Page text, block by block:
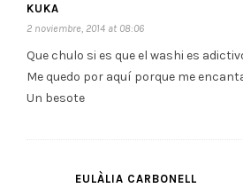
KUKA
2 noviembre, 2014 at 08:06
Que chulo si es que el washi es
Me quedo por aquí porque me
Un besote
EULÀLIA CARBONELL